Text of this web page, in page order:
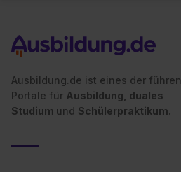
Ausbildung.de ist eines der
Portale für Ausbildung, duales
Studium und Schülerpraktikum.